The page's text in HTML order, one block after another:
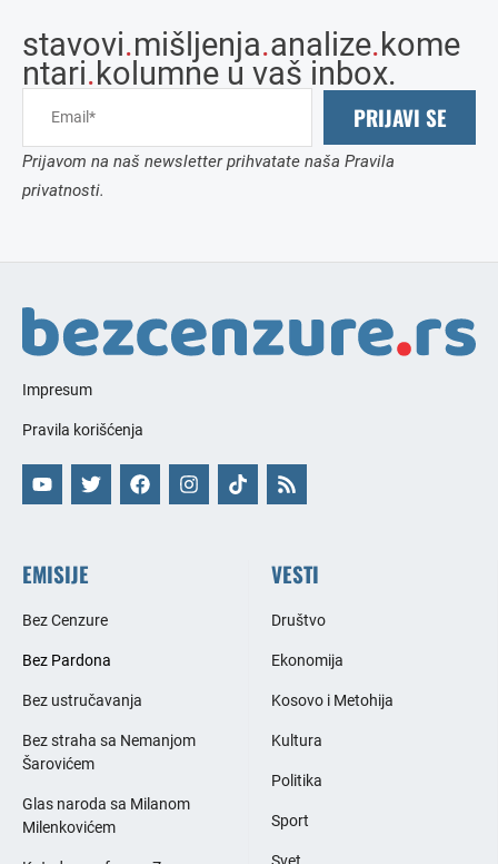
stavovi.mišljenja.analize.kome
ntari.kolumne u vaš inbox.
PRIJAVI SE
Prijavom na naš newsletter prihvatate naša Pravila
privatnosti.
Impresum
Pravila korišćenja
EMISIJE
Bez Cenzure
Bez Pardona
Bez ustručavanja
Bez straha sa Nemanjom
Šarovićem
Glas naroda sa Milanom
Milenkovićem
VESTI
Društvo
Ekonomija
Kosovo i Metohija
Kultura
Politika
Sport